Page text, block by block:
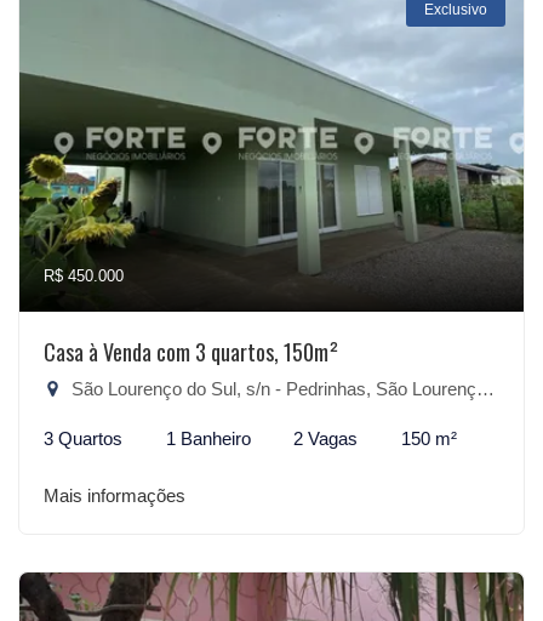
Exclusivo
R$ 450.000
Casa à Venda com 3 quartos, 150m²
São Lourenço do Sul, s/n - Pedrinhas, São Lourenço do Sul-RS
3 Quartos 1 Banheiro 2 Vagas 150 m²
Mais informações